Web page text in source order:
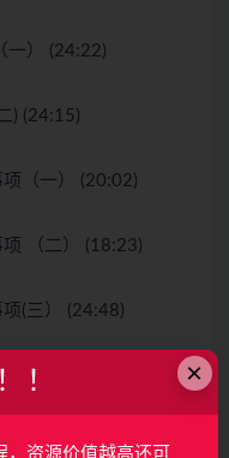
一） (24:22)
) (24:15)
（一） (20:02)
（二） (18:23)
(三） (24:48)
点解决哪些问题？
×
！
资源价值越高还可